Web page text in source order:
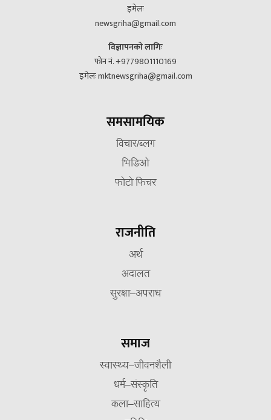
इमेलः
newsgriha@gmail.com
विज्ञापनको लागिः
फोन नं. +9779801110169
इमेलः mktnewsgriha@gmail.com
समसामयिक
विचार/ब्लग
भिडिओ
फोटो फिचर
राजनीति
अर्थ
अदालत
सुरक्षा–अपराध
समाज
स्वास्थ्य–जीवनशैली
धर्म–संस्कृति
कला–साहित्य